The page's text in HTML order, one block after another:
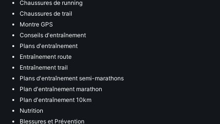
Chaussures de running
Chaussures de trail
Montre GPS
Conseils d'entraînement
Plans d'entraînement
Entraînement route
Entraînement trail
Plans d'entraînement semi-marathons
Plan d'entraînement marathon
Plan d'entraînement 10km
Nutrition
Blessures et Prévention